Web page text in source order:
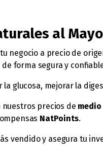
al
negocio a precio de
forma segura y
la glucosa, mejorar la
nuestros precios de
NatPoints.
vendido y asegura tu